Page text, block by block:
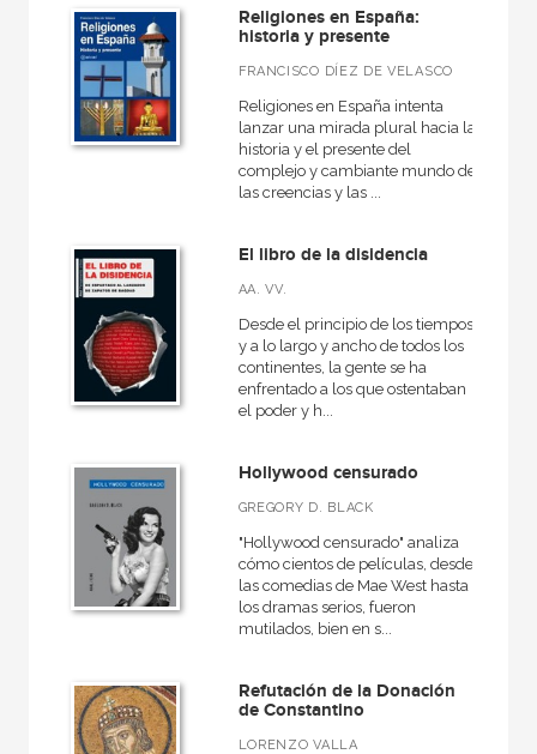
Atlas Akal
Básica de Bolsillo  Serie Clásicos del pensamiento político
Básica de Bolsillo  Serie Referencia
Básica de Bolsillo  Serie Utopías
VER TODAS... (36)
NUESTROS FORMATOS
Ebook
Rústica
CATÁLOGOS PDF
Catálogos PDF
Religiones en España:
historia y presente
FRANCISCO DÍEZ DE VELASCO
Religiones en España intenta
lanzar una mirada plural hacia la
historia y el presente del
complejo y cambiante mundo de
las creencias y las ...
El libro de la disidencia
AA. VV.
Desde el principio de los tiempos
y a lo largo y ancho de todos los
continentes, la gente se ha
enfrentado a los que ostentaban
el poder y h...
Hollywood censurado
GREGORY D. BLACK
"Hollywood censurado" analiza
cómo cientos de películas, desde
las comedias de Mae West hasta
los dramas serios, fueron
mutilados, bien en s...
Refutación de la Donación
de Constantino
LORENZO VALLA